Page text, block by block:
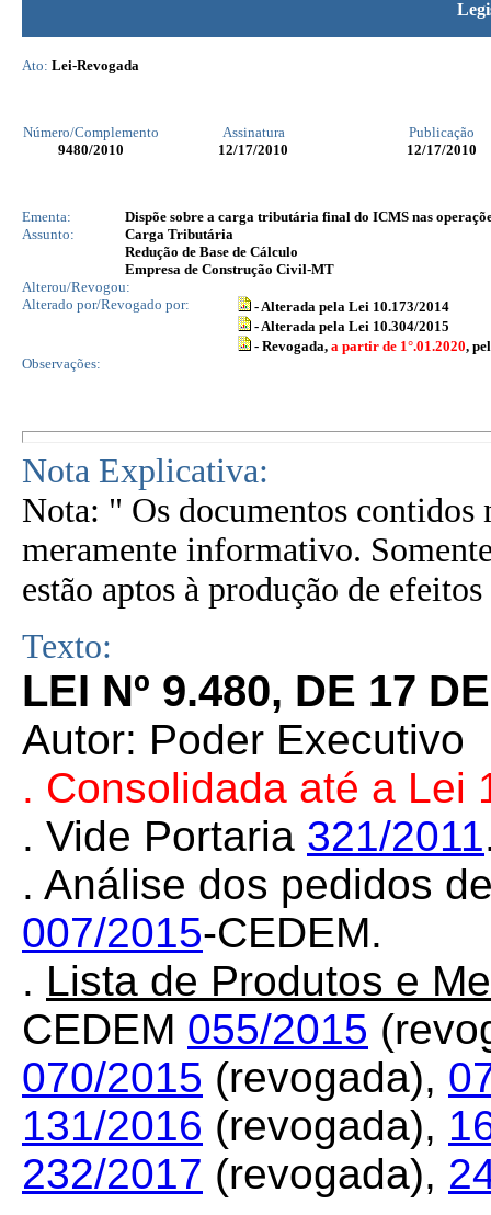
Ato: Lei-Revogada
Número/Complemento Assinatura
Publicação
9480/2010 12/17/2010 12/17/2010
Ementa:
Dispõe sobre a carga tributária final do ICMS nas
Assunto:
Carga Tributária
Redução de Base de Cálculo
Empresa de Construção Civil-MT
Alterou/Revogou:
Alterado por/Revogado por:
- Alterada pela Lei 10.173/2014
- Alterada pela Lei 10.304/2015
- Revogada, a partir de 1°.01.2020,
Observações:
Nota Explicativa:
Nota: " Os documentos contidos
meramente informativo.
estão aptos à produção de
Texto:
LEI Nº 9.480, DE 17
Autor: Poder Executivo
. Consolidada até a Lei
. Vide Portaria 321/2011
. Análise dos pedidos
007/2015-CEDEM.
. Lista de Produtos e
CEDEM 055/2015
070/2015 (revogada),
131/2016 (revogada),
232/2017 (revogada),